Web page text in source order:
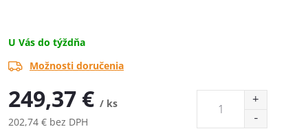
U Vás do týždňa
Možnosti doručenia
249,37 € / ks
202,74 € bez DPH